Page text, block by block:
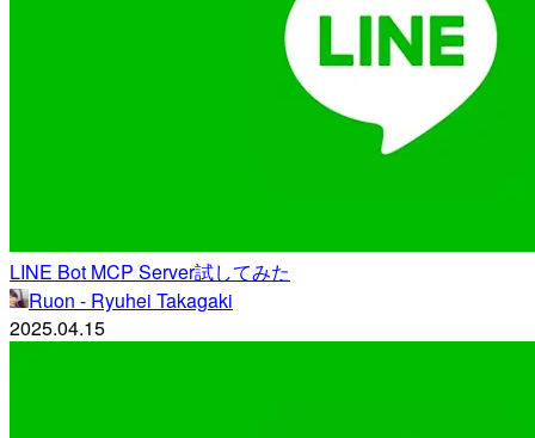
LINE Bot MCP Server試してみた
Ruon - Ryuhei Takagaki
2025.04.15